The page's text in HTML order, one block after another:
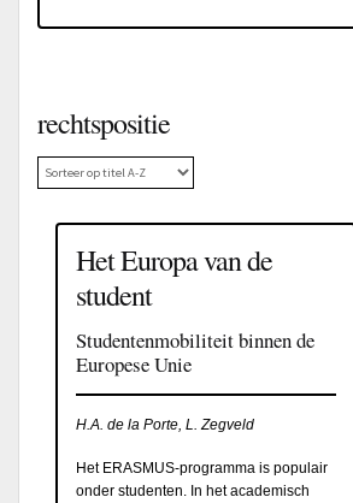
rechtspositie
Het Europa van de
student
Studentenmobiliteit binnen de
Europese Unie
H.A. de la Porte, L. Zegveld
Het ERASMUS-programma is populair
onder studenten. In het academisch